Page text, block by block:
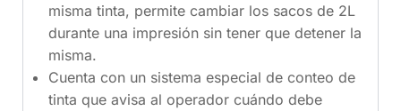
misma tinta, permite cambiar los sacos de 2L
durante una impresión sin tener que detener la
misma.
Cuenta con un sistema especial de conteo de
tinta que avisa al operador cuándo debe